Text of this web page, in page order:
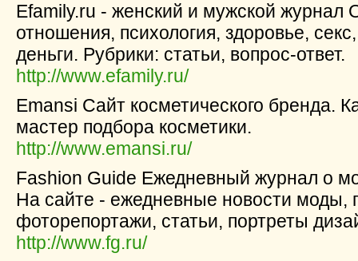
Efamily.ru - женский и мужской
отношения, психология, здоровье,
деньги. Рубрики: статьи, вопрос-ответ.
http://www.efamily.ru/
Emansi Сайт косметического бренда.
мастер подбора косметики.
http://www.emansi.ru/
Fashion Guide Ежедневный журнал о
На сайте - ежедневные новости моды,
фоторепортажи, статьи, портреты
http://www.fg.ru/